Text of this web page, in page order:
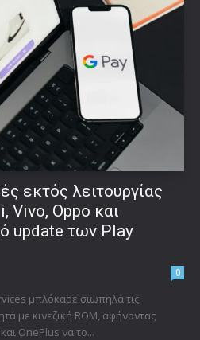
εκτός λειτουργίας
Vivo, Oppo και
update των Play
0
μπλόκαρε σιωπηλά τις
με κινεζική ROM, αφήνοντας
OnePlus να το...